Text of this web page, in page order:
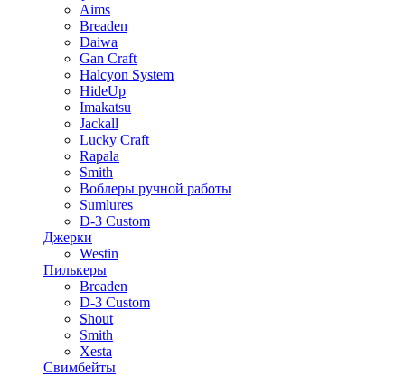
Aims
Breaden
Daiwa
Gan Craft
Halcyon System
HideUp
Imakatsu
Jackall
Lucky Craft
Rapala
Smith
Воблеры ручной работы
Sumlures
D-3 Custom
Джерки
Westin
Пилькеры
Breaden
D-3 Custom
Shout
Smith
Xesta
Свимбейты